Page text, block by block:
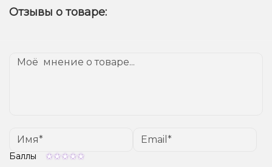
Подтвердите заказ – мы быстро отправим его
вам!
специальные предложения. Следите за
Отзывы о товаре:
Баллы